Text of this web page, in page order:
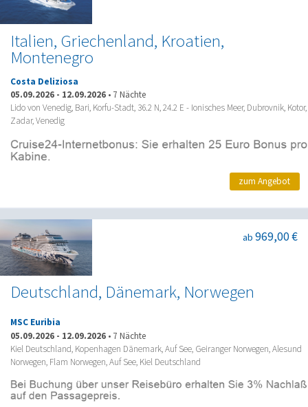
Italien, Griechenland, Kroatien,
Montenegro
Costa Deliziosa
05.09.2026 - 12.09.2026 • 7 Nächte
Lido von Venedig, Bari, Korfu-Stadt, 36.2 N, 24.2 E - Ionisches Meer, Dubrovnik, Kotor,
Zadar, Venedig
zum Angebot
Deutschland, Dänemark, Norwegen
ab 969,00 €
MSC Euribia
05.09.2026 - 12.09.2026 • 7 Nächte
Kiel Deutschland, Kopenhagen Dänemark, Auf See, Geiranger Norwegen, Alesund
Norwegen, Flam Norwegen, Auf See, Kiel Deutschland